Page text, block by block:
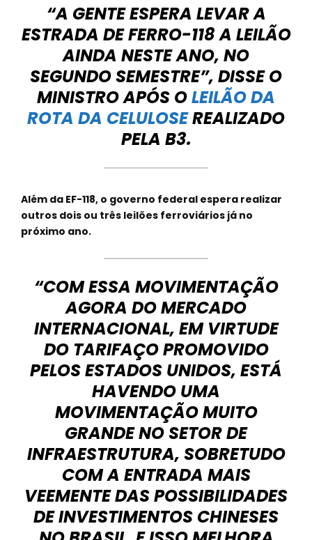
“A GENTE ESPERA LEVAR A
ESTRADA DE FERRO-118 A LEILÃO
AINDA NESTE ANO, NO
SEGUNDO SEMESTRE”, DISSE O
MINISTRO APÓS OLEILÃO DA
ROTA DA CELULOSEREALIZADO
PELA B3.
Além da EF-118, o governo federal espera realizar
outros dois ou três leilões ferroviários já no
próximo ano.
“COM ESSA MOVIMENTAÇÃO
AGORA DO MERCADO
INTERNACIONAL, EM VIRTUDE
DO TARIFAÇO PROMOVIDO
PELOS ESTADOS UNIDOS, ESTÁ
HAVENDO UMA
MOVIMENTAÇÃO MUITO
GRANDE NO SETOR DE
INFRAESTRUTURA, SOBRETUDO
COM A ENTRADA MAIS
VEEMENTE DAS POSSIBILIDADES
DE INVESTIMENTOS CHINESES